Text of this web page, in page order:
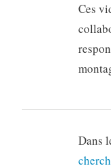
Ces
Dans